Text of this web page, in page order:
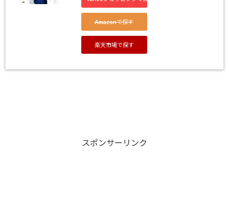
Amazonで探す
楽天市場で探す
スポンサーリンク